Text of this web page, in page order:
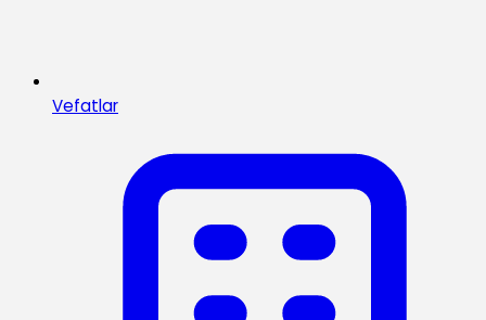
Vefatlar